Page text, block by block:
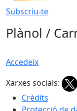
Subscriu-te
Plànol /
Accedeix
Xarxes socials:
Crèdits